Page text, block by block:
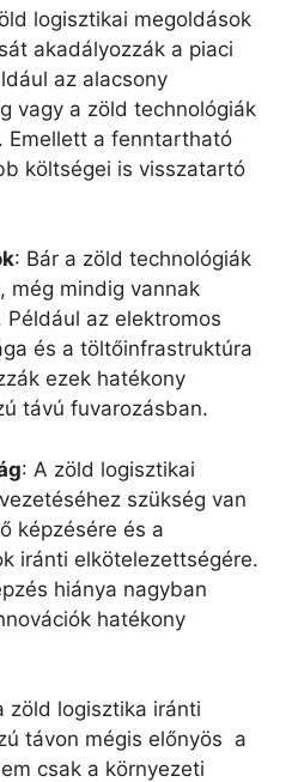
logisztikai megoldások
akadályozzák a piaci
az alacsony
vagy a zöld technológiák
Emellett a fenntartható
költségei is visszatartó
: Bár a zöld technológiák
még mindig vannak
az elektromos
és a töltőinfrastruktúra
ezek hatékony
távú fuvarozásban.
: A zöld logisztikai
szükség van
képzésére és a
iránti elkötelezettségére.
hiánya nagyban
hatékony
zöld logisztika iránti
távon mégis előnyös a
csak a környezeti